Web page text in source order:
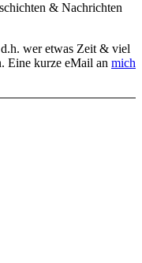
& Nachrichten
wer etwas Zeit & viel
Eine kurze eMail an mich